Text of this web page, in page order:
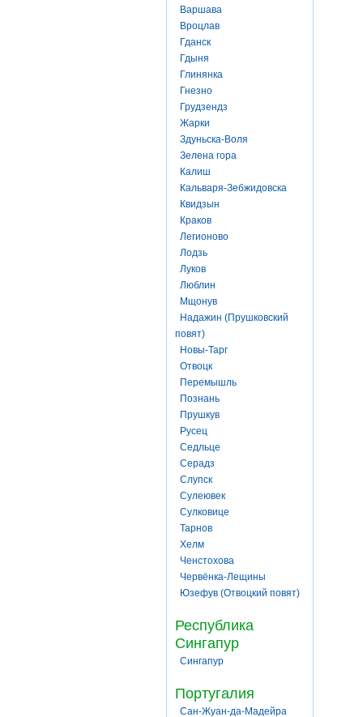
Варшава
Вроцлав
Гданск
Гдыня
Глинянка
Гнезно
Грудзендз
Жарки
Здуньска-Воля
Зелена гора
Калиш
Кальваря-Зебжидовска
Квидзын
Краков
Легионово
Лодзь
Луков
Люблин
Мщонув
Надажин (Прушковский
повят)
Новы-Тарг
Отвоцк
Перемышль
Познань
Прушкув
Русец
Седльце
Серадз
Слупск
Сулеювек
Сулковице
Тарнов
Хелм
Ченстохова
Червёнка-Лещины
Юзефув (Отвоцкий повят)
Республика
Сингапур
Сингапур
Португалия
Сан-Жуан-да-Мадейра